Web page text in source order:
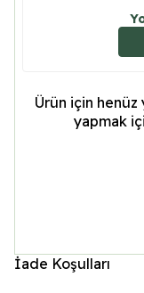
Ürün için
yapmak
İade Koşulları